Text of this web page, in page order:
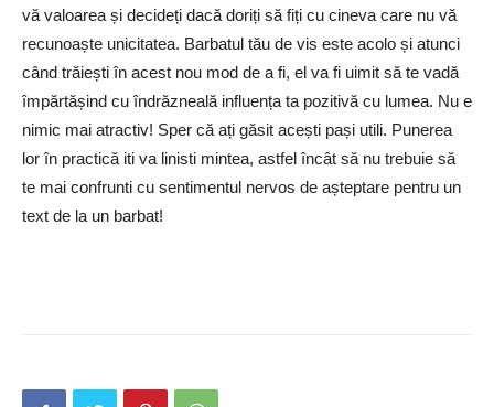
vă valoarea și decideți dacă doriți să fiți cu cineva care nu vă
recunoaște unicitatea. Barbatul tău de vis este acolo și atunci
când trăiești în acest nou mod de a fi, el va fi uimit să te vadă
împărtășind cu îndrăzneală influența ta pozitivă cu lumea. Nu e
nimic mai atractiv! Sper că ați găsit acești pași utili. Punerea
lor în practică iti va linisti mintea, astfel încât să nu trebuie să
te mai confrunti cu sentimentul nervos de așteptare pentru un
text de la un barbat!